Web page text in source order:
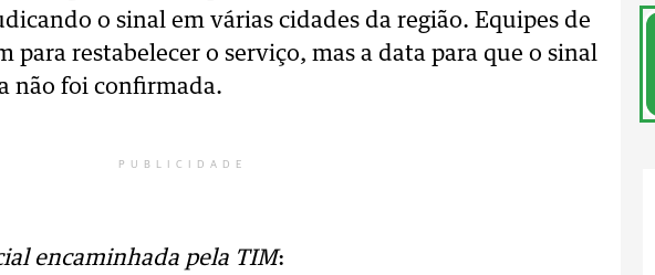
o sinal em várias cidades da região. Equipes de
para restabelecer o serviço, mas a data para que o sinal
não foi confirmada.
PUBLICIDADE
encaminhada pela TIM: